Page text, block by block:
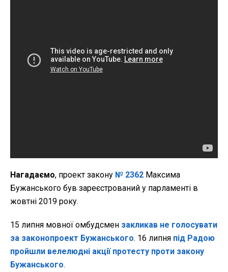
Нагадаємо, проект закону № 2362 Максима
Бужанського був зареєстрований у парламенті в
жовтні 2019 року.
15 липня мовної омбудсмен закликав не голосувати
за законопроект Бужанського. 16 липня під Радою
пройшли велелюдні акції протесту проти закону
Бужанського.